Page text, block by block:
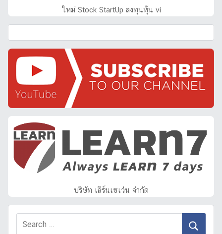
ใหม่ Stock StartUp ลงทุนหุ้น vi
บริษัท เลิร์นเซเว่น จำกัด